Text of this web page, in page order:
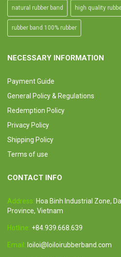
natural rubber band high quality
rubber band 100% rubber
NECESSARY INFORMATION
Payment Guide
General Policy & Regulations
Redemption Policy
Privacy Policy
Shipping Policy
Terms of use
CONTACT INFO
Address: Hoa Binh Industrial Zone,
Province, Vietnam
Hotline: +84.939.668.639
Email: loiloi@loiloirubberband.com